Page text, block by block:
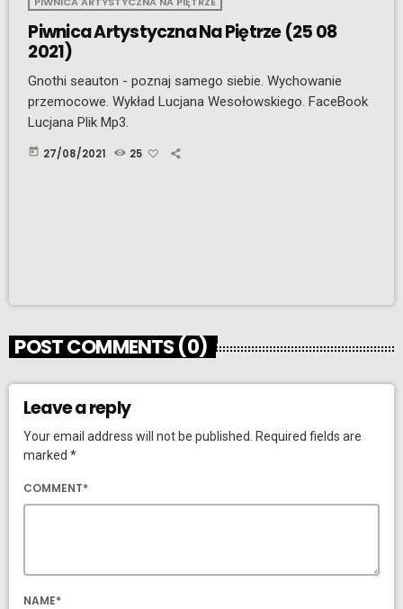
Piwnica Artystyczna Na Piętrze (25 08
2021)
Gnothi seauton - poznaj samego siebie. Wychowanie
przemocowe. Wykład Lucjana Wesołowskiego. FaceBook
Lucjana Plik Mp3.
today 27/08/2021 25
POST COMMENTS (0)
Leave a reply
Your email address will not be published. Required fields are
marked *
COMMENT*
NAME*